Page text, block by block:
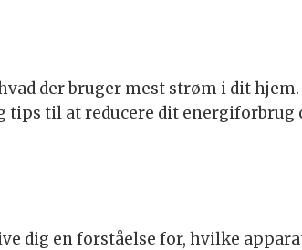
der bruger mest strøm i dit
tips til at reducere dit energiforbrug
dig en forståelse for, hvilke